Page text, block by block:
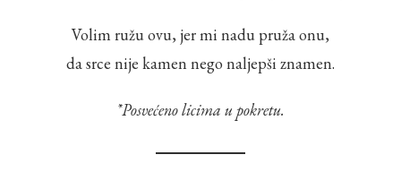
Volim ružu ovu, jer mi nadu pruža onu,
da srce nije kamen nego naljepši znamen.
*Posvećeno licima u pokretu.